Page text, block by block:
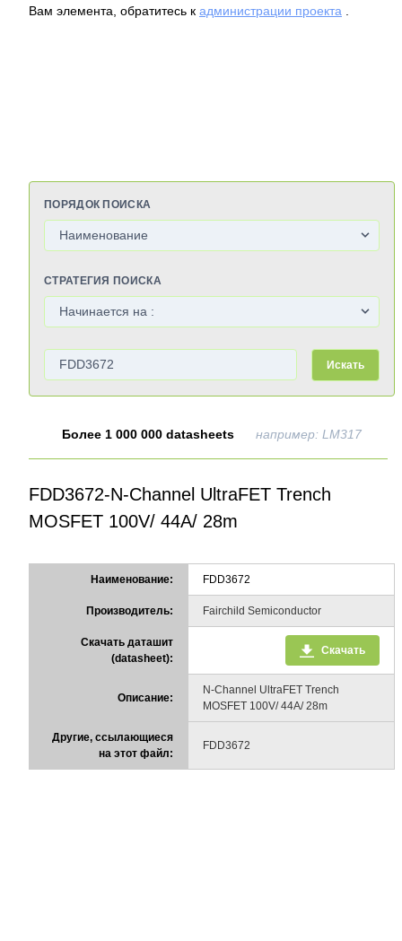
Вам элемента, обратитесь к администрации проекта
ПОРЯДОК ПОИСКА
СТРАТЕГИЯ ПОИСКА
Искать
Более 1 000 000 datasheets например: LM317
FDD3672-N-Channel UltraFET Trench
MOSFET 100V/ 44A/ 28m
Наименование: FDD3672
Производитель: Fairchild Semiconductor
Скачать даташит
(datasheet):
Скачать
Описание:
N-Channel UltraFET Trench
MOSFET 100V/ 44A/ 28m
Другие, ссылающиеся
на этот файл:
FDD3672